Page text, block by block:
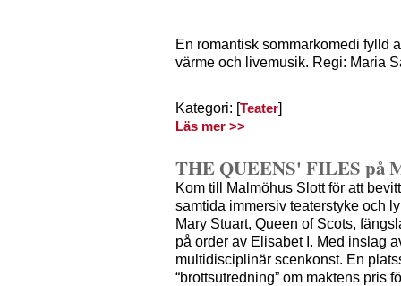
En romantisk sommarkomedi fylld
värme och livemusik. Regi: Maria
Kategori: [Teater]
Läs mer >>
THE QUEENS' FILES på
Kom till Malmöhus Slott för att
samtida immersiv teaterstyke och
Mary Stuart, Queen of Scots,
på order av Elisabet I. Med inslag
multidisciplinär scenkonst. En
“brottsutredning” om maktens pris